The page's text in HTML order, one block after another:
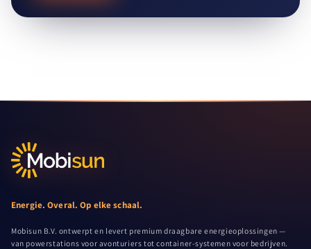
Energie. Overal. Op elke schaal.
Mobisun B.V. ontwerpt en levert premium draagbare energieoplossingen —
van powerstations voor avonturiers tot container-systemen voor bedrijven.